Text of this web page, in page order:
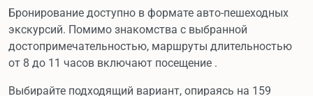
Бронирование доступно в формате авто-пешеходных
экскурсий. Помимо знакомства с выбранной
достопримечательностью, маршруты длительностью
от 8 до 11 часов включают посещение .
Выбирайте подходящий вариант, опираясь на 159